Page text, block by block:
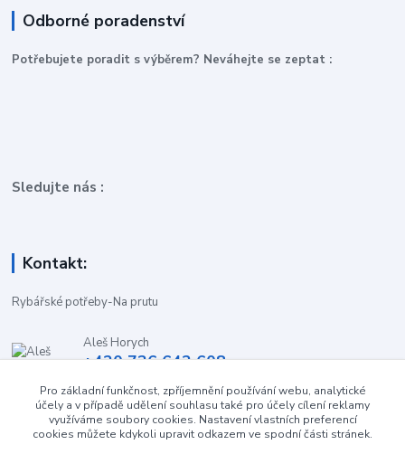
Odborné poradenství
Potřebujete poradit s výběrem? Neváhejte se zeptat :
Sledujte nás :
Kontakt:
Rybářské potřeby-Na prutu
Aleš Horych
+420 736 642 608
obchod-naprutu@seznam.cz
Pro základní funkčnost, zpříjemnění používání webu, analytické
účely a v případě udělení souhlasu také pro účely cílení reklamy
využíváme soubory cookies. Nastavení vlastních preferencí
cookies můžete kdykoli upravit odkazem ve spodní části stránek.